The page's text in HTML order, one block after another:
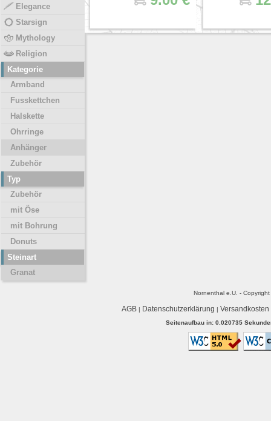
Elegance
Starsign
Mythology
Religion
Kategorie
Armband
Fusskettchen
Halskette
Ohrringe
Anhänger
Zubehör
Typ
Zubehör
mit Öse
mit Bohrung
Donuts
Steinart
Granat
Nornenthal e.U. -
AGB| Datenschutzerklärung | Versandkosten
Seitenaufbau in: 0.020735